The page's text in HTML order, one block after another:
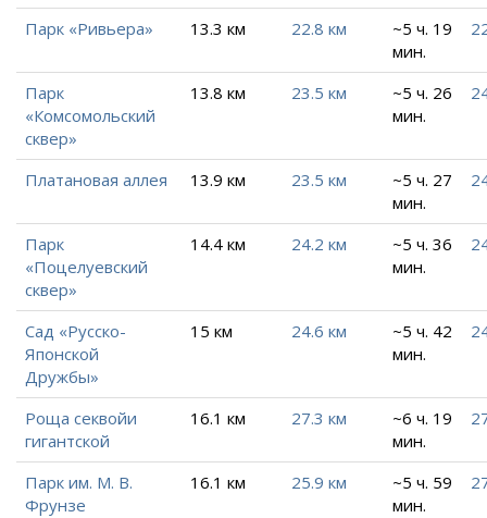
Парк «Ривьера» 13.3 км 22.8 км
~5 ч. 19
мин.
Парк
«Комсомольский
сквер»
13.8 км 23.5 км
~5 ч. 26
мин.
Платановая аллея 13.9 км 23.5 км
~5 ч. 27
мин.
Парк
«Поцелуевский
сквер»
14.4 км 24.2 км
~5 ч. 36
мин.
Сад «Русско-
Японской
Дружбы»
15 км 24.6 км
~5 ч. 42
мин.
Роща секвойи
гигантской
16.1 км 27.3 км
~6 ч. 19
мин.
Парк им. М. В.
Фрунзе
16.1 км 25.9 км
~5 ч. 59
мин.